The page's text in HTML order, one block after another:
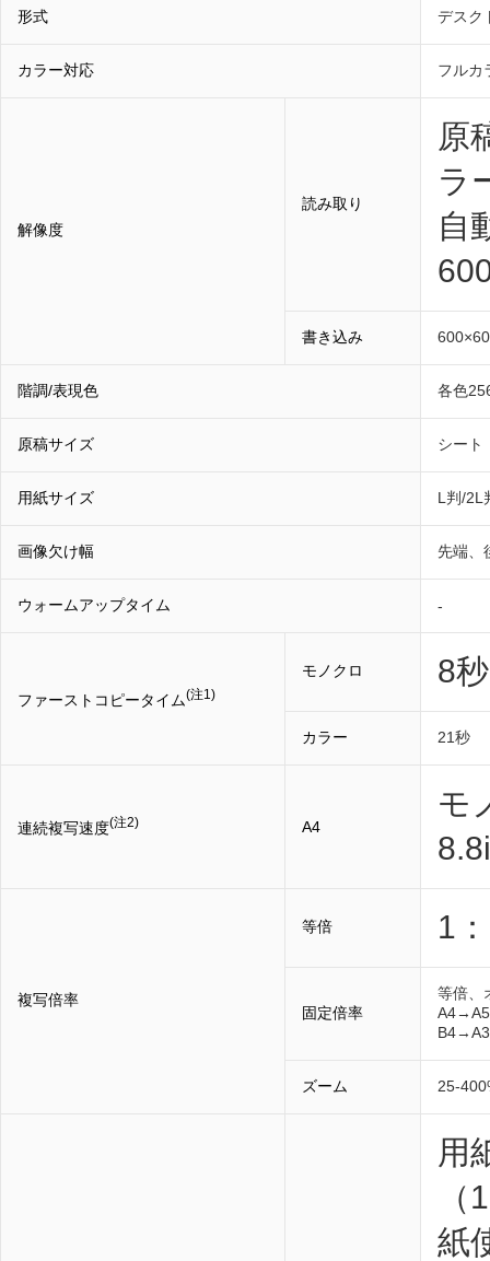
形式 デスク
カラー対応 フルカ
解像度
読み取り
原
ラ
自
書き込み
階調/表現色 各色
原稿サイズ シート
用紙サイズ L判/2L
画像欠け幅 先端、
ウォームアップタイム -
ファーストコピータイム(注1)
モノクロ 8秒
カラー 21秒
連続複写速度(注2) A4
モ
複写倍率
等倍 1
固定倍率
等倍、
ズーム 25-
用
紙